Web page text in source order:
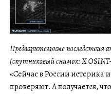
Предварительные последствия
(спутниковый снимок: X
«Сейчас в России истерика
проверяют. А получается,